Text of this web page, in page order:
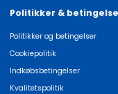
Politikker &
Politikker og betingelser
Cookiepolitik
Indkøbsbetingelser
Kvalitetspolitik